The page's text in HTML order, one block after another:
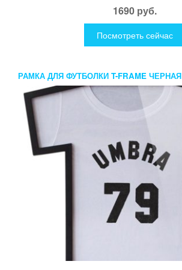
1690 руб.
Посмотреть сейчас
РАМКА ДЛЯ ФУТБОЛКИ T-FRAME ЧЕРНАЯ